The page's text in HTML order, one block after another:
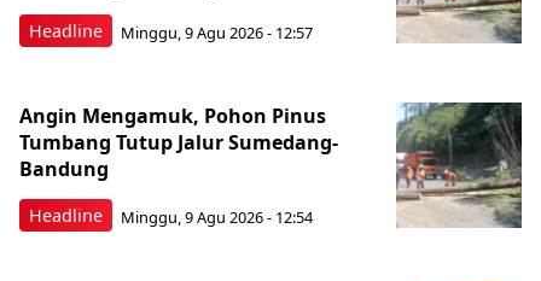
Headline Minggu, 9 Agu 2026 - 12:57
Headline
Angin Mengamuk, Pohon Pinus
Tumbang Tutup Jalur Sumedang-
Bandung
Minggu, 9 Agu 2026 - 12:54